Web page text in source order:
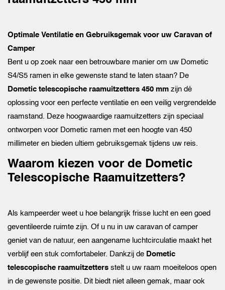
Optimale Ventilatie en Gebruiksgemak voor uw Caravan of
Camper
Bent u op zoek naar een betrouwbare manier om uw Dometic
S4/S5 ramen in elke gewenste stand te laten staan? De
Dometic telescopische raamuitzetters 450 mm zijn dé
oplossing voor een perfecte ventilatie en een veilig vergrendelde
raamstand. Deze hoogwaardige raamuitzetters zijn speciaal
ontworpen voor Dometic ramen met een hoogte van 450
millimeter en bieden ultiem gebruiksgemak tijdens uw reis.
Waarom kiezen voor de Dometic
Telescopische Raamuitzetters?
Als kampeerder weet u hoe belangrijk frisse lucht en een goed
geventileerde ruimte zijn. Of u nu in uw caravan of camper
geniet van de natuur, een aangename luchtcirculatie maakt het
verblijf een stuk comfortabeler. Dankzij de Dometic
telescopische raamuitzetters stelt u uw raam moeiteloos open
in de gewenste positie. Dit biedt niet alleen gemak, maar ook